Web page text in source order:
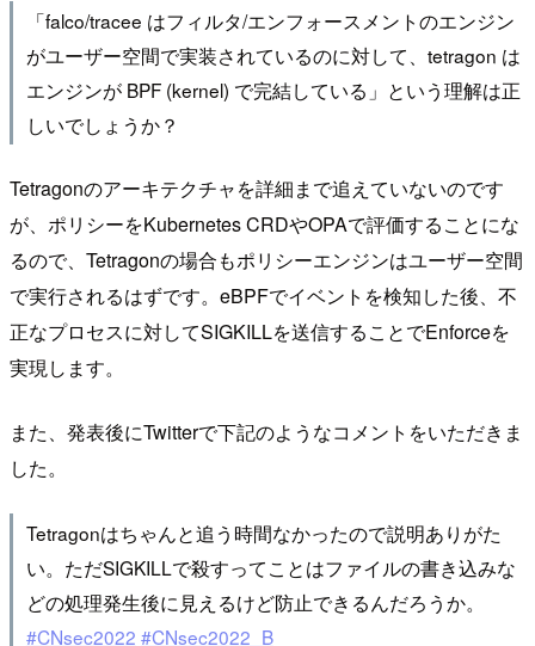
「falco/tracee はフィルタ/エンフォースメントのエンジン
がユーザー空間で実装されているのに対して、tetragon は
エンジンが BPF (kernel) で完結している」という理解は正
しいでしょうか？
Tetragonのアーキテクチャを詳細まで追えていないのです
が、ポリシーをKubernetes CRDやOPAで評価することにな
るので、Tetragonの場合もポリシーエンジンはユーザー空間
で実行されるはずです。eBPFでイベントを検知した後、不
正なプロセスに対してSIGKILLを送信することでEnforceを
実現します。
また、発表後にTwitterで下記のようなコメントをいただきま
した。
Tetragonはちゃんと追う時間なかったので説明ありがた
い。ただSIGKILLで殺すってことはファイルの書き込みな
どの処理発生後に見えるけど防止できるんだろうか。
#CNsec2022 #CNsec2022_B